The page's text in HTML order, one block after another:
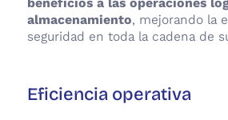
beneficios a las operaciones
almacenamiento, mejorando la
seguridad en toda la cadena de
Eficiencia operativa